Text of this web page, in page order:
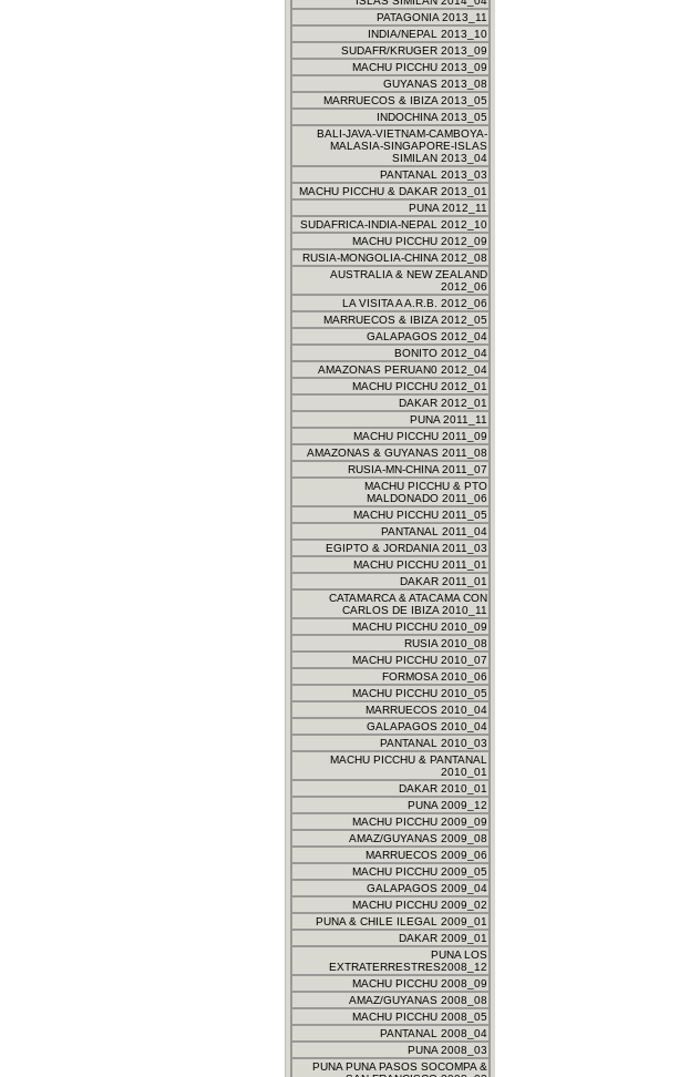
PATAGONIA 2013_11
INDIA/NEPAL 2013_10
SUDAFR/KRUGER 2013_09
MACHU PICCHU 2013_09
GUYANAS 2013_08
MARRUECOS & IBIZA 2013_05
INDOCHINA 2013_05
BALI-JAVA-VIETNAM-CAMBOYA-
MALASIA-SINGAPORE-ISLAS
SIMILAN 2013_04
PANTANAL 2013_03
MACHU PICCHU & DAKAR 2013_01
PUNA 2012_11
SUDAFRICA-INDIA-NEPAL 2012_10
MACHU PICCHU 2012_09
RUSIA-MONGOLIA-CHINA 2012_08
AUSTRALIA & NEW ZEALAND
2012_06
LA VISITA A A.R.B. 2012_06
MARRUECOS & IBIZA 2012_05
GALAPAGOS 2012_04
BONITO 2012_04
AMAZONAS PERUAN0 2012_04
MACHU PICCHU 2012_01
DAKAR 2012_01
PUNA 2011_11
MACHU PICCHU 2011_09
AMAZONAS & GUYANAS 2011_08
RUSIA-MN-CHINA 2011_07
MACHU PICCHU & PTO
MALDONADO 2011_06
MACHU PICCHU 2011_05
PANTANAL 2011_04
EGIPTO & JORDANIA 2011_03
MACHU PICCHU 2011_01
DAKAR 2011_01
CATAMARCA & ATACAMA CON
CARLOS DE IBIZA 2010_11
MACHU PICCHU 2010_09
RUSIA 2010_08
MACHU PICCHU 2010_07
FORMOSA 2010_06
MACHU PICCHU 2010_05
MARRUECOS 2010_04
GALAPAGOS 2010_04
PANTANAL 2010_03
MACHU PICCHU & PANTANAL
2010_01
DAKAR 2010_01
PUNA 2009_12
MACHU PICCHU 2009_09
AMAZ/GUYANAS 2009_08
MARRUECOS 2009_06
MACHU PICCHU 2009_05
GALAPAGOS 2009_04
MACHU PICCHU 2009_02
PUNA & CHILE ILEGAL 2009_01
DAKAR 2009_01
PUNA LOS
EXTRATERRESTRES2008_12
MACHU PICCHU 2008_09
AMAZ/GUYANAS 2008_08
MACHU PICCHU 2008_05
PANTANAL 2008_04
PUNA 2008_03
PUNA PUNA PASOS SOCOMPA &